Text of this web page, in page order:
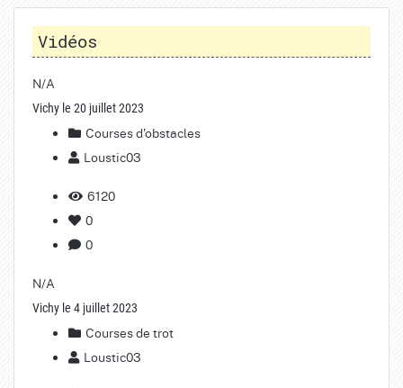
Vidéos
N/A
Vichy le 20 juillet 2023
Courses d'obstacles
Loustic03
6120
0
0
N/A
Vichy le 4 juillet 2023
Courses de trot
Loustic03